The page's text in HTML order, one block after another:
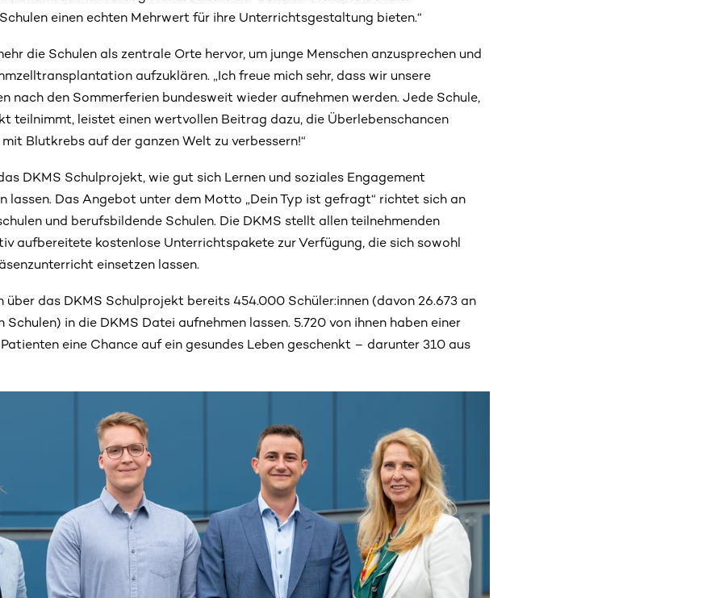
einen echten Mehrwert für ihre Unterrichtsgestaltung bieten.“
die Schulen als zentrale Orte hervor, um junge Menschen anzusprechen und
aufzuklären. „Ich freue mich sehr, dass wir unsere
nach den Sommerferien bundesweit wieder aufnehmen werden. Jede Schule,
teilnimmt, leistet einen wertvollen Beitrag dazu, die Überlebenschancen
Blutkrebs auf der ganzen Welt zu verbessern!“
DKMS Schulprojekt, wie gut sich Lernen und soziales Engagement
lassen. Das Angebot unter dem Motto „Dein Typ ist gefragt“ richtet sich an
und berufsbildende Schulen. Die DKMS stellt allen teilnehmenden
aufbereitete kostenlose Unterrichtspakete zur Verfügung, die sich sowohl
einsetzen lassen.
über das DKMS Schulprojekt bereits 454.000 Schüler:innen (davon 26.673 an
in die DKMS Datei aufnehmen lassen. 5.720 von ihnen haben einer
eine Chance auf ein gesundes Leben geschenkt – darunter 310 aus